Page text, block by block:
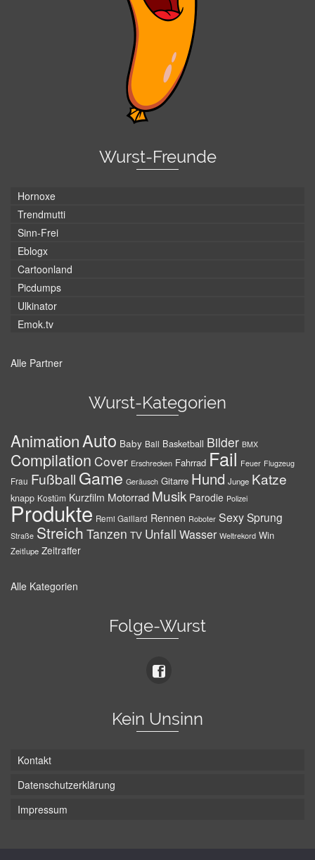
Wurst-Freunde
Hornoxe
Trendmutti
Sinn-Frei
Eblogx
Cartoonland
Picdumps
Ulkinator
Emok.tv
Alle Partner
Wurst-Kategorien
AnimationAuto Baby Ball Basketball Bilder BMX
Compilation Cover Erschrecken Fahrrad Fail Feuer Flugzeug
Frau Fußball Game Geräusch Gitarre Hund Junge Katze
knapp Kostüm Kurzfilm Motorrad Musik Parodie Polizei
Produkte Remi Gaillard Rennen Roboter SexySprung
Straße Streich Tanzen TV Unfall Wasser Weltrekord Win
Zeitlupe Zeitraffer
Alle Kategorien
Folge-Wurst
Kein Unsinn
Kontakt
Datenschutzerklärung
Impressum